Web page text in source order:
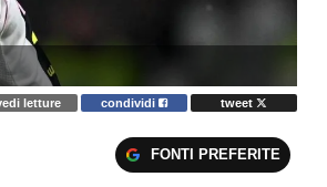
letture condividi tweet
FONTI PREFERITE